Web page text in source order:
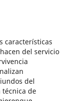
características
del servicio
del
técnica de